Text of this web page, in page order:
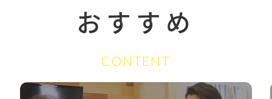
おすすめ
CONTENT